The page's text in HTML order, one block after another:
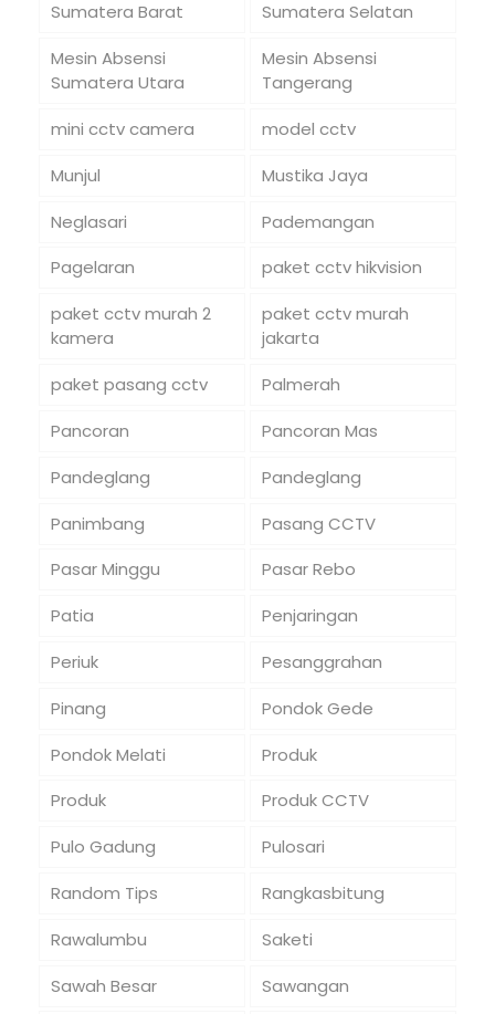
Sumatera Barat
Sumatera Selatan
Mesin Absensi
Sumatera Utara
Mesin Absensi
Tangerang
mini cctv camera
model cctv
Munjul
Mustika Jaya
Neglasari
Pademangan
Pagelaran
paket cctv hikvision
paket cctv murah 2
kamera
paket cctv murah
jakarta
paket pasang cctv
Palmerah
Pancoran
Pancoran Mas
Pandeglang
Pandeglang
Panimbang
Pasang CCTV
Pasar Minggu
Pasar Rebo
Patia
Penjaringan
Periuk
Pesanggrahan
Pinang
Pondok Gede
Pondok Melati
Produk
Produk
Produk CCTV
Pulo Gadung
Pulosari
Random Tips
Rangkasbitung
Rawalumbu
Saketi
Sawah Besar
Sawangan